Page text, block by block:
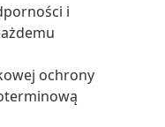
i
ochrony